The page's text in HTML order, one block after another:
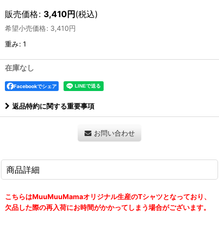
販売価格: 3,410円(税込)
希望小売価格: 3,410円
重み: 1
在庫なし
Facebookでシェア
返品特約に関する重要事項
お問い合わせ
商品詳細
こちらはMuuMuuMamaオリジナル生産のTシャツとなっており、
欠品した際の再入荷にお時間がかかってしまう場合がございます。